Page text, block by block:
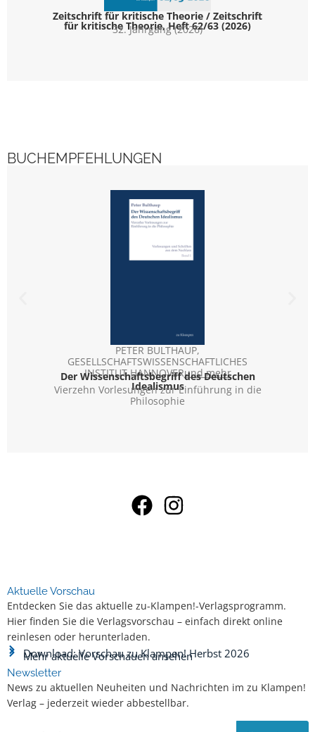
Zeitschrift für kritische Theorie / Zeitschrift
für kritische Theorie, Heft 62/63 (2026)
32. Jahrgang (2026)
BUCHEMPFEHLUNGEN
PETER BULTHAUP,
GESELLSCHAFTSWISSENSCHAFTLICHES
INSTITUT HANNOVERund mehr
Der Wissenschaftsbegriff des Deutschen
Idealismus
Vierzehn Vorlesungen zur Einführung in die
Philosophie
Aktuelle Vorschau
Entdecken Sie das aktuelle zu-Klampen!-Verlagsprogramm.
Hier finden Sie die Verlagsvorschau – einfach direkt online
reinlesen oder herunterladen.
Download: Vorschau zu Klampen! Herbst 2026
Mehr aktuelle Vorschauen ansehen
Newsletter
News zu aktuellen Neuheiten und Nachrichten im zu Klampen!
Verlag – jederzeit wieder abbestellbar.